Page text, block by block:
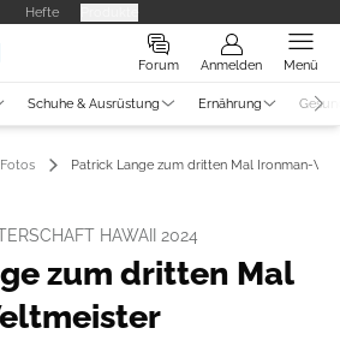
Hefte
Forum Anmelden Menü
Schuhe & Ausrüstung Ernährung
Patrick Lange zum dritten Mal Ironman-
HAWAII 2024
zum dritten Mal